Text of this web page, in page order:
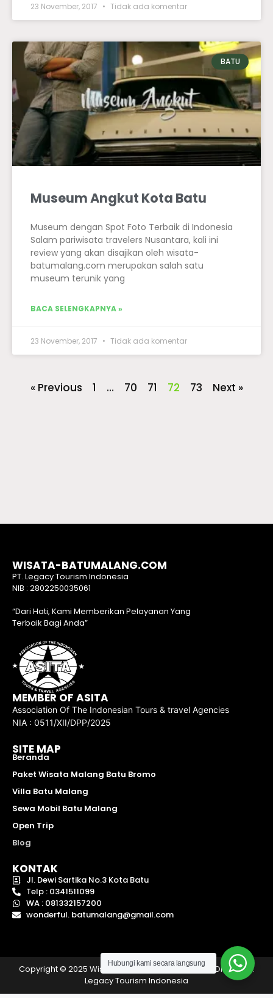
23 November, 2017 Tidak ada komentar
BATU
Museum Angkut Kota Batu
Museum dengan Spot Foto Terbaik di Indonesia
Salam pariwisata travelers Nusantara, kali ini
review yang akan disajikan oleh wisata-
batumalang.com merupakan salah satu
museum terunik yang
BACA SELENGKAPNYA »
23 November, 2017 Tidak ada komentar
« Previous 1 … 70 71 72 73 Next »
WISATA-BATUMALANG.COM
PT. Legacy Tourism Indonesia
NIB : 2802250035061
“Dari Hati, Kami Memberikan Pelayanan Yang
Terbaik Bagi Anda”
MEMBER OF ASITA
Association Of The Indonesian Tours & travel Agencies
NIA : 0511/XII/DPP/2025
SITE MAP
Beranda
Paket Wisata Malang Batu Bromo
Villa Batu Malang
Sewa Mobil Batu Malang
Open Trip
Blog
KONTAK
Jl. Dewi Sartika No.3 Kota Batu
Telp : 0341511099
WA : 081332157200
wonderful. batumalang@gmail.com
Copyright © 2025 Wisata Batu Malang | Hak Cipta Oleh – PT.
Legacy Tourism Indonesia
Hubungi kami secara langsung